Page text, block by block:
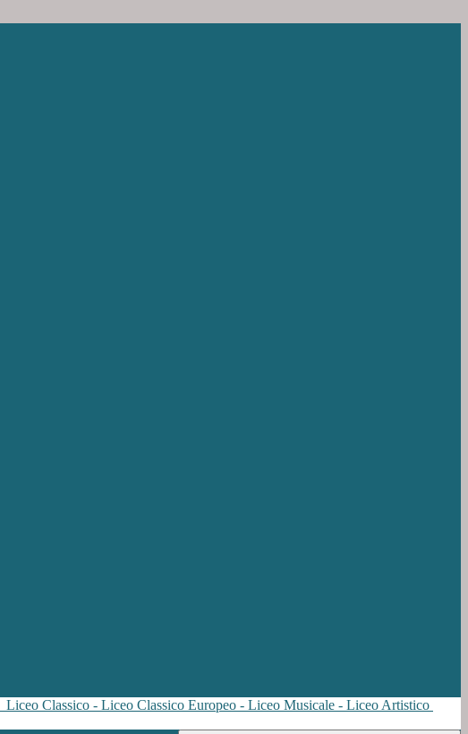
Liceo Classico - Liceo Classico Europeo - Liceo Musicale - Liceo Artistico